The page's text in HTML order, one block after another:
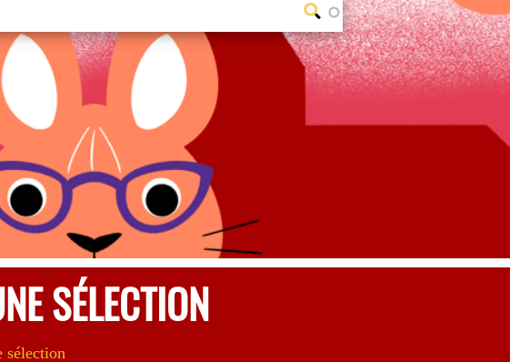
SÉLECTION
sélection